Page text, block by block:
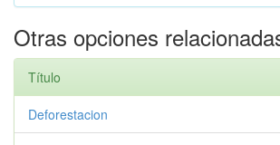
Otras opciones
Título
Deforestacion